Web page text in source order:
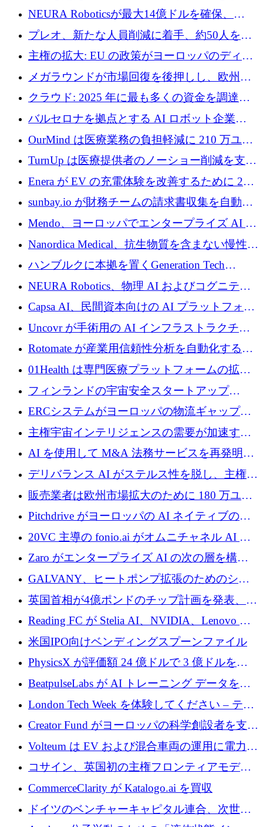
ように再考しているか
NEURA Roboticsが最大14億ドルを確保、
Bending Spoonsが米国IPOを申請、英国首相が
4億ポンドのチップ計画を発表
プレオ、新たな人員削減に着手、約50人を解
雇
主権の拡大: EU の政策がヨーロッパのディー
プテック戦略をどのように再構築しているか
メガラウンドが市場回復を後押しし、欧州の
ハイテク資金調達は5月に105億ユーロに回復
クラウド: 2025 年に最も多くの資金を調達し
た 10 社
バルセロナを拠点とする AI ロボット企業
Theker が 8,500 万ドルを調達
OurMind は医療業務の負担軽減に 210 万ユー
ロを寄付
TurnUp は医療提供者のノーショー削減を支援
するために 200 万ユーロを調達
Enera が EV の充電体験を改善するために 200
万ドルを調達
sunbay.io が財務チームの請求書収集を自動化
するために 55 万ユーロを調達
Mendo、ヨーロッパでエンタープライズ AI 導
入を拡大するために 1,200 万ユーロを確保
Nanordica Medical、抗生物質を含まない慢性創
傷治療薬を市場に投入するために 160 万ユー
ロを調達
ハンブルクに本拠を置くGeneration Tech
Partnersが5,000万ユーロのAIロールアップファ
NEURA Robotics、物理 AI およびコグニティ
ブ ロボティクス プラットフォームを拡張する
ためにシリーズ C で最大 14 億ドルを確保
Capsa AI、民間資本向けの AI プラットフォー
ムを拡大するために 1,800 万ドルを調達
Uncovr が手術用の AI インフラストラクチャ
を構築するために 700 万ドルを調達
Rotomate が産業用信頼性分析を自動化するた
めに 210 万ユーロを調達
01Health は専門医療プラットフォームの拡大
に 1,500 万ドルを確保
フィンランドの宇宙安全スタートアップ
Aavuus が、スペースデブリ追跡に取り組むプ
レシード資金を獲得
ERCシステムがヨーロッパの物流ギャップを
埋めるために設計された重量物運搬用eVTOL
であるVictorを発表
主権宇宙インテリジェンスの需要が加速する
中、ICEYEは評価額100億ユーロ以上で4億
AI を使用して M&A 法務サービスを再発明す
るために 110 万ユーロを適切に確保
デリバランス AI がステルス性を脱し、主権の
あるエンタープライズ AI を強化
販売業者は欧州市場拡大のために 180 万ユー
ロを確保
Pitchdrive がヨーロッパの AI ネイティブの創
業者を支援するために 6,000 万ユーロを調達
20VC 主導の fonio.ai がオムニチャネル AI プ
ラットフォームのために 1,700 万ドルを調達
Zaro がエンタープライズ AI の次の層を構築
するために 510 万ドルを獲得
GALVANY、ヒートポンプ拡張のためのシー
ドラウンドで1,000万ユーロを確保
英国首相が4億ポンドのチップ計画を発表、英
国の新興企業は「ここで拡大」し「ここに留
まる」
Reading FC が Stelia AI、NVIDIA、Lenovo と
協力して AI Center of Excellence を立ち上げ
米国IPO向けベンディングスプーンファイル
PhysicsX が評価額 24 億ドルで 3 億ドルを調
達
BeatpulseLabs が AI トレーニング データを拡
張するために 180 万ドルのプレシードを調達
London Tech Week を体験してください – テク
ノロジーがヨーロッパのイノベーションの未
来を形作る場所
Creator Fund がヨーロッパの科学創設者を支援
するために 5,600 万ドルを調達
Volteum は EV および混合車両の運用に電力を
供給するために 250 万ユーロを寄付
コサイン、英国初の主権フロンティアモデル
で業界の支援を確保
CommerceClarity が Katalogo.ai を買収
ドイツのベンチャーキャピタル連合、次世代
スタートアップの成長に向けて機関投資家へ